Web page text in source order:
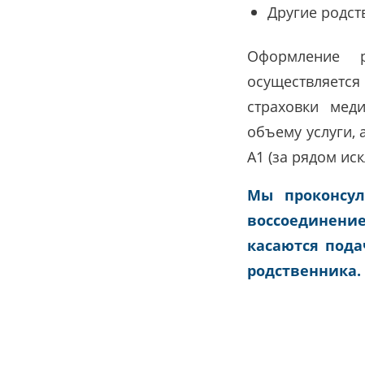
Другие
Оформление
страховки
объему услуги,
А1 (за рядом
Мы
касаются
родственника.